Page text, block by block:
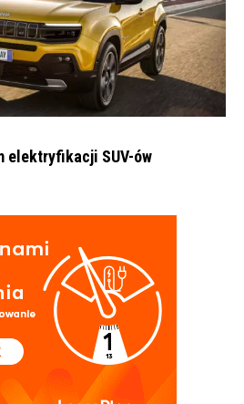
elektryfikacji SUV-ów